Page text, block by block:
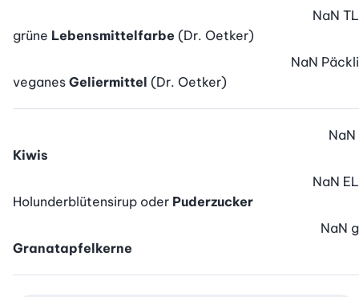
grüne Lebensmittelfarbe (Dr. Oetker)
NaN TL
veganes Geliermittel (Dr. Oetker)
NaN Päckli
Kiwis
NaN
Holunderblütensirup oder Puderzucker
NaN EL
Granatapfelkerne
NaN g